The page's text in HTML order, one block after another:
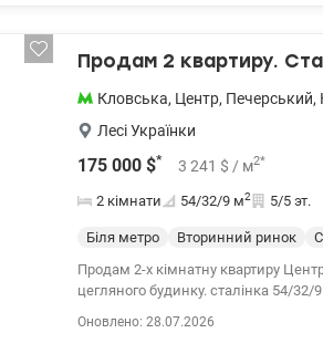
Продам 2 квартиру.
Кловська, Центр, Печерський,
Лесі Українки
175 000 $* 3 241 $ / м2*
2 кімнати 54/32/9 м2 5/5 эт.
Біля метро Вторинний ринок
Продам 2-х кімнатну квартиру
цегляного будинку. сталінка 54/
Оновлено: 28.07.2026